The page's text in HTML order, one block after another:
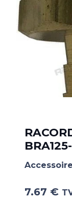
7.67 €